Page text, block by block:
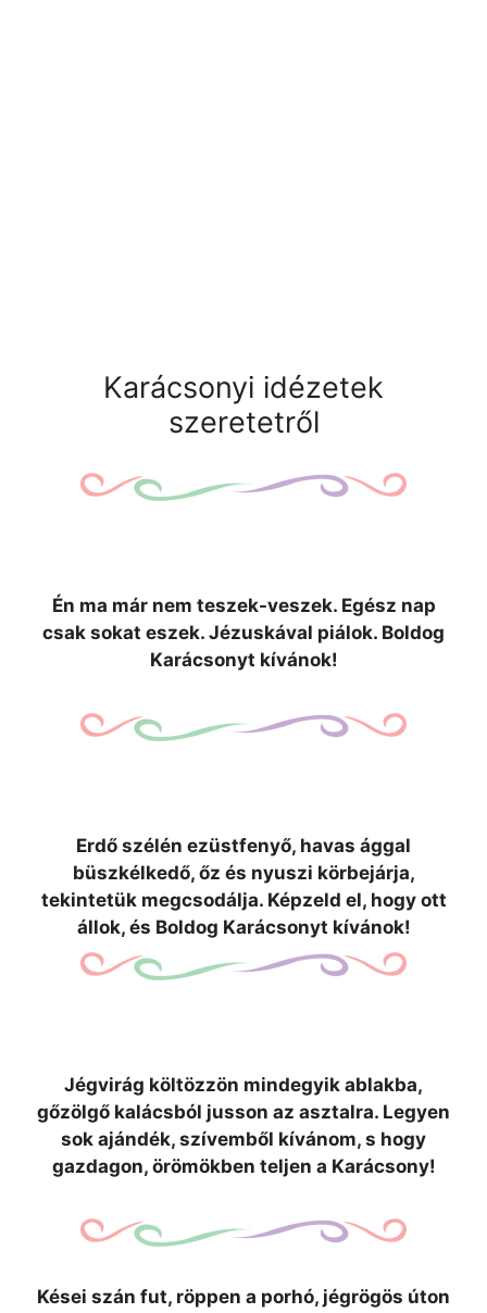
Karácsonyi idézetek
szeretetről
Én ma már nem teszek-veszek. Egész nap
csak sokat eszek. Jézuskával piálok. Boldog
Karácsonyt kívánok!
Erdő szélén ezüstfenyő, havas ággal
büszkélkedő, őz és nyuszi körbejárja,
tekintetük megcsodálja. Képzeld el, hogy ott
állok, és Boldog Karácsonyt kívánok!
Jégvirág költözzön mindegyik ablakba,
gőzölgő kalácsból jusson az asztalra. Legyen
sok ajándék, szívemből kívánom, s hogy
gazdagon, örömökben teljen a Karácsony!
Kései szán fut, röppen a porhó, jégrögös úton